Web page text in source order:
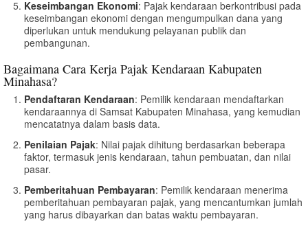
Keseimbangan Ekonomi: Pajak kendaraan berkontribusi pada
keseimbangan ekonomi dengan mengumpulkan dana yang
diperlukan untuk mendukung pelayanan publik dan
pembangunan.
Bagaimana Cara Kerja Pajak Kendaraan Kabupaten
Minahasa?
Pendaftaran Kendaraan: Pemilik kendaraan mendaftarkan
kendaraannya di Samsat Kabupaten Minahasa, yang kemudian
mencatatnya dalam basis data.
Penilaian Pajak: Nilai pajak dihitung berdasarkan beberapa
faktor, termasuk jenis kendaraan, tahun pembuatan, dan nilai
pasar.
Pemberitahuan Pembayaran: Pemilik kendaraan menerima
pemberitahuan pembayaran pajak, yang mencantumkan jumlah
yang harus dibayarkan dan batas waktu pembayaran.